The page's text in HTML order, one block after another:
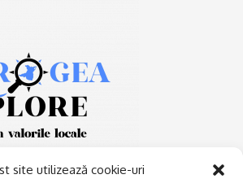
site utilizează cookie-uri